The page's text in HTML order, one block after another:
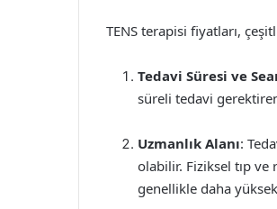
TENS terapisi fiyatları,
Tedavi Süresi ve
süreli tedavi
Uzmanlık Alanı:
olabilir. Fiziksel tıp ve
genellikle daha